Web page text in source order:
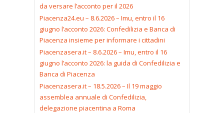
da versare l’acconto per il 2026
Piacenza24.eu – 8.6.2026 – Imu, entro il 16
giugno l’acconto 2026: Confedilizia e Banca di
Piacenza insieme per informare i cittadini
Piacenzasera.it – 8.6.2026 – Imu, entro il 16
giugno l’acconto 2026: la guida di Confedilizia e
Banca di Piacenza
Piacenzasera.it – 18.5.2026 – Il 19 maggio
assemblea annuale di Confedilizia,
delegazione piacentina a Roma